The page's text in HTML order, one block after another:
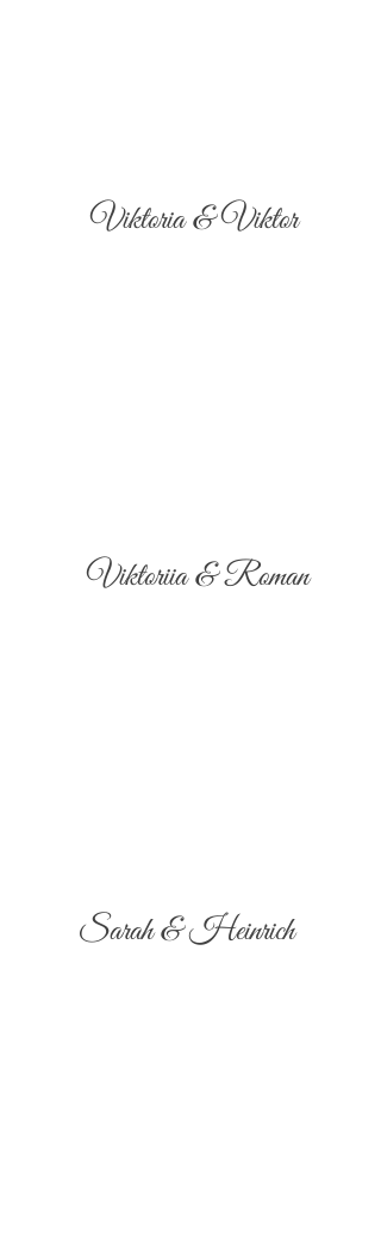
Viktoria & Viktor
Viktoriia & Roman
Sarah & Heinrich